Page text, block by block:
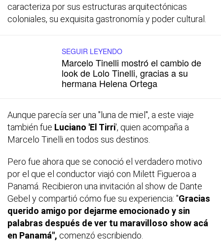
caracteriza por sus estructuras arquitectónicas
coloniales, su exquisita gastronomía y poder cultural.
SEGUIR LEYENDO
Marcelo Tinelli mostró el cambio de
look de Lolo Tinelli, gracias a su
hermana Helena Ortega
Aunque parecía ser una "luna de miel", a este viaje
también fue Luciano 'El Tirri', quien acompaña a
Marcelo Tinelli en todos sus destinos.
Pero fue ahora que se conoció el verdadero motivo
por el que el conductor viajó con Milett Figueroa a
Panamá. Recibieron una invitación al show de Dante
Gebel y compartió cómo fue su experiencia: "Gracias
querido amigo por dejarme emocionado y sin
palabras después de ver tu maravilloso show acá
en Panamá", comenzó escribiendo.